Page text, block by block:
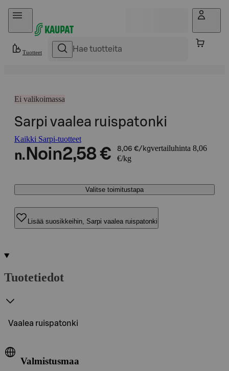
Hyppää sisältöön
Tuotteet
Ei valikoimassa
Sarpi vaalea ruispatonki
Kaikki Sarpi-tuotteet
n. Noin2,58 € 8,06 €/kgvertailuhinta 8,06
€/kg
Valitse toimitustapa
Lisää suosikkeihin, Sarpi vaalea ruispatonki
Tuotetiedot
Vaalea ruispatonki
Valmistusmaa